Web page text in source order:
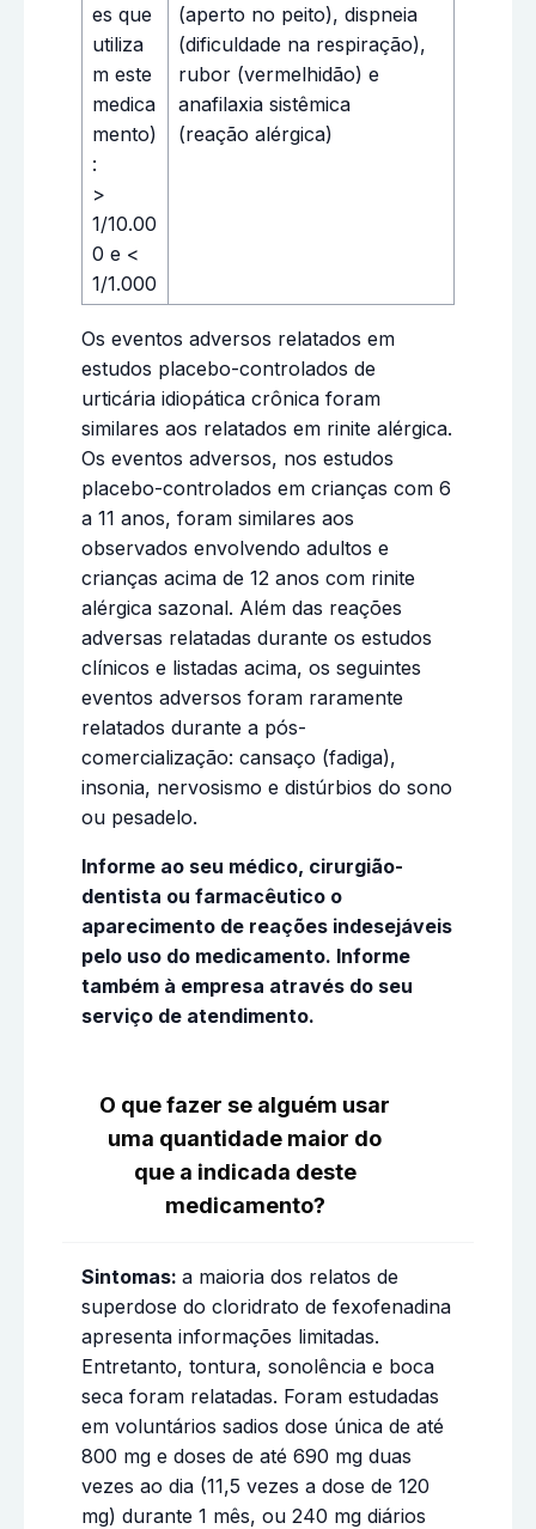
es que
utiliza
m este
medica
mento)
:
>
1/10.00
0 e <
1/1.000
(aperto no peito), dispneia
(dificuldade na respiração),
rubor (vermelhidão) e
anafilaxia sistêmica
(reação alérgica)
Os eventos adversos relatados em
estudos placebo-controlados de
urticária idiopática crônica foram
similares aos relatados em rinite alérgica.
Os eventos adversos, nos estudos
placebo-controlados em crianças com 6
a 11 anos, foram similares aos
observados envolvendo adultos e
crianças acima de 12 anos com rinite
alérgica sazonal. Além das reações
adversas relatadas durante os estudos
clínicos e listadas acima, os seguintes
eventos adversos foram raramente
relatados durante a pós-
comercialização: cansaço (fadiga),
insonia, nervosismo e distúrbios do sono
ou pesadelo.
Informe ao seu médico, cirurgião-
dentista ou farmacêutico o
aparecimento de reações indesejáveis
pelo uso do medicamento. Informe
também à empresa através do seu
serviço de atendimento.
O que fazer se alguém usar
uma quantidade maior do
que a indicada deste
medicamento?
Sintomas: a maioria dos relatos de
superdose do cloridrato de fexofenadina
apresenta informações limitadas.
Entretanto, tontura, sonolência e boca
seca foram relatadas. Foram estudadas
em voluntários sadios dose única de até
800 mg e doses de até 690 mg duas
vezes ao dia (11,5 vezes a dose de 120
mg) durante 1 mês, ou 240 mg diários